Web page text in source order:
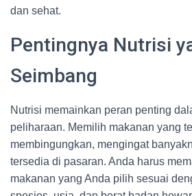
dan sehat.
Pentingnya Nutrisi
Seimbang
Nutrisi memainkan peran penting
peliharaan. Memilih makanan yang
membingungkan, mengingat
tersedia di pasaran. Anda harus
makanan yang Anda pilih sesuai